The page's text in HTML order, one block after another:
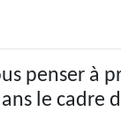
penser à
le cadre